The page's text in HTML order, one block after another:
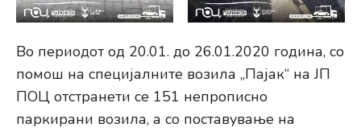
Во периодот од 20.01. до 26.01.2020 година, со
помош на специјалните возила „Пајак“ на ЈП
ПОЦ отстранети се 151 непрописно
паркирани возила, а со поставување на